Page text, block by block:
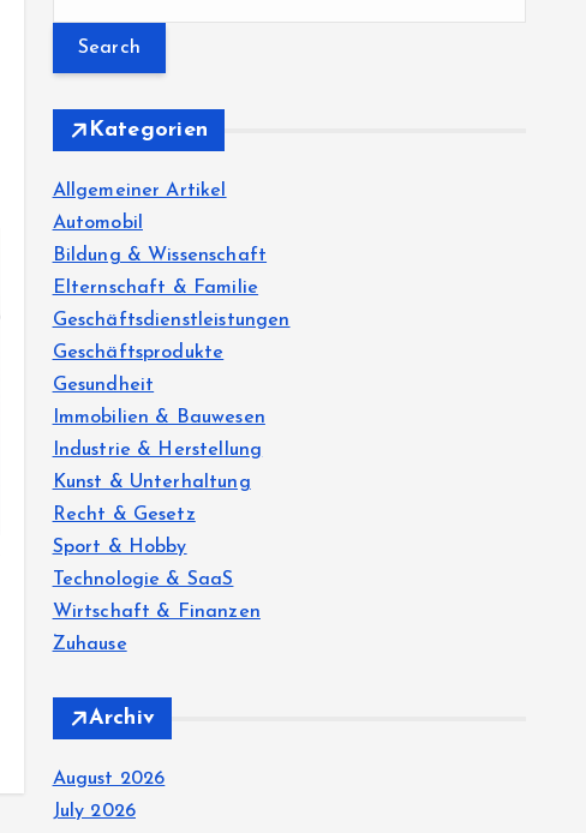
r
c
o
r
:
Kategorien
Allgemeiner Artikel
Automobil
Bildung & Wissenschaft
Elternschaft & Familie
Geschäftsdienstleistungen
Geschäftsprodukte
Gesundheit
Immobilien & Bauwesen
Industrie & Herstellung
Kunst & Unterhaltung
Recht & Gesetz
Sport & Hobby
Technologie & SaaS
Wirtschaft & Finanzen
Zuhause
Archiv
August 2026
July 2026